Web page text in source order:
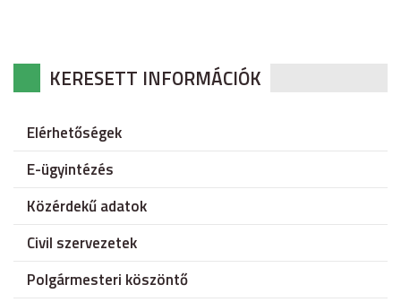
KERESETT INFORMÁCIÓK
Elérhetőségek
E-ügyintézés
Közérdekű adatok
Civil szervezetek
Polgármesteri köszöntő